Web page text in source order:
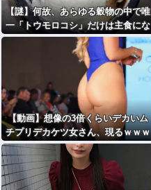
【謎】何故、あらゆる穀物の中で唯
一「トウモロコシ」だけは主食にな
らなかったのか
【動画】想像の3倍くらいデカいム
チプリデカケツ女さん、現るｗｗｗ
wｗｗｗｗｗｗｗｗ